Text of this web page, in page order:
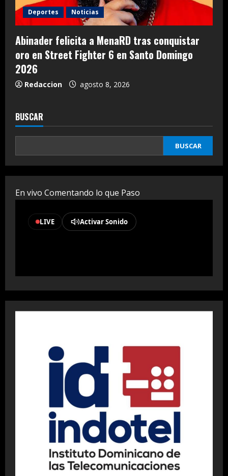
Deportes Noticias
Abinader felicita a MenaRD tras conquistar
oro en Street Fighter 6 en Santo Domingo
2026
Redaccion agosto 8, 2026
BUSCAR
BUSCAR
En vivo Comentando lo que Paso